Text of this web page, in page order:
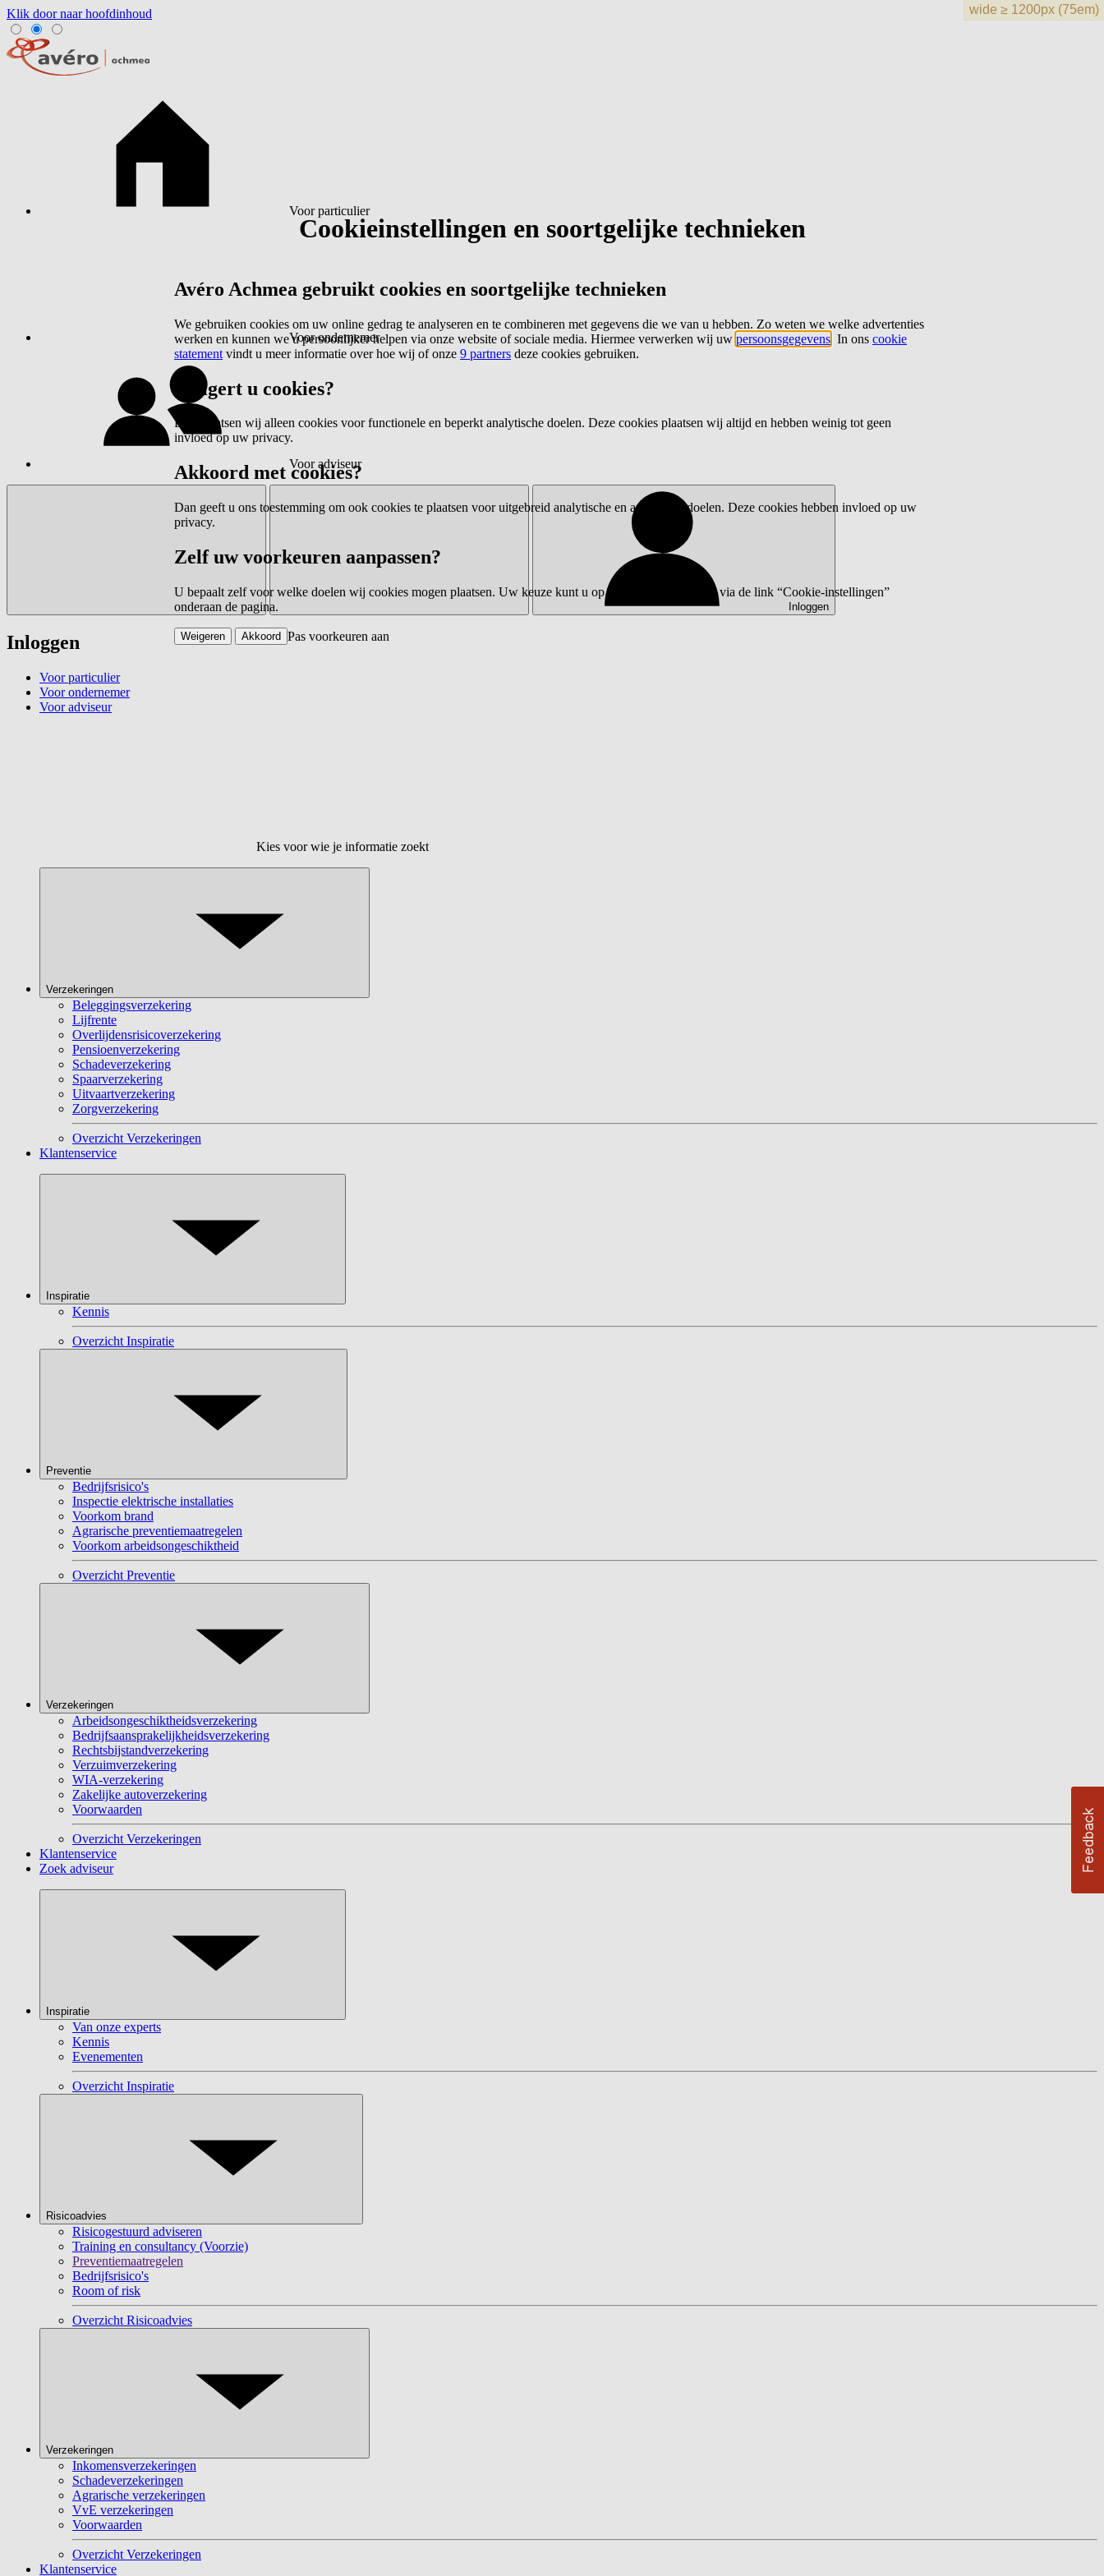
Klik door naar hoofdinhoud
Voor particulier
Voor ondernemer
Voor adviseur
Inloggen
Inloggen
Voor particulier
Voor ondernemer
Voor adviseur
Kies voor wie je informatie zoekt
Verzekeringen
Beleggingsverzekering
Lijfrente
Overlijdensrisicoverzekering
Pensioenverzekering
Schadeverzekering
Spaarverzekering
Uitvaartverzekering
Zorgverzekering
Overzicht Verzekeringen
Klantenservice
Inspiratie
Kennis
Overzicht Inspiratie
Preventie
Bedrijfsrisico's
Inspectie elektrische installaties
Voorkom brand
Agrarische preventiemaatregelen
Voorkom arbeidsongeschiktheid
Overzicht Preventie
Verzekeringen
Arbeidsongeschiktheidsverzekering
Bedrijfsaansprakelijkheidsverzekering
Rechtsbijstandverzekering
Verzuimverzekering
WIA-verzekering
Zakelijke autoverzekering
Voorwaarden
Overzicht Verzekeringen
Klantenservice
Zoek adviseur
Inspiratie
Van onze experts
Kennis
Evenementen
Overzicht Inspiratie
Risicoadvies
Risicogestuurd adviseren
Training en consultancy (Voorzie)
Preventiemaatregelen
Bedrijfsrisico's
Room of risk
Overzicht Risicoadvies
Verzekeringen
Inkomensverzekeringen
Schadeverzekeringen
Agrarische verzekeringen
VvE verzekeringen
Voorwaarden
Overzicht Verzekeringen
Klantenservice
Cookieinstellingen en soortgelijke technieken
Avéro Achmea gebruikt cookies en soortgelijke technieken
We gebruiken cookies om uw online gedrag te analyseren en te combineren met gegevens die we van u hebben. Zo weten we welke advertenties
werken en kunnen we u persoonlijker helpen via onze website of sociale media. Hiermee verwerken wij uw persoonsgegevens . In ons cookie
statement vindt u meer informatie over hoe wij of onze 9 partners deze cookies gebruiken.
Weigert u cookies?
Dan plaatsen wij alleen cookies voor functionele en beperkt analytische doelen. Deze cookies plaatsen wij altijd en hebben weinig tot geen
invloed op uw privacy.
Akkoord met cookies?
Dan geeft u ons toestemming om ook cookies te plaatsen voor uitgebreid analytische en advertentiedoelen. Deze cookies hebben invloed op uw
privacy.
Zelf uw voorkeuren aanpassen?
U bepaalt zelf voor welke doelen wij cookies mogen plaatsen. Uw keuze kunt u op elk moment wijzigen via de link “Cookie-instellingen”
onderaan de pagina.
Pas voorkeuren aan
Weigeren Akkoord